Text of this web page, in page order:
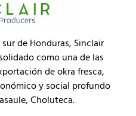
de Honduras, Sinclair
como una de las
de okra fresca,
y social profundo
Choluteca.